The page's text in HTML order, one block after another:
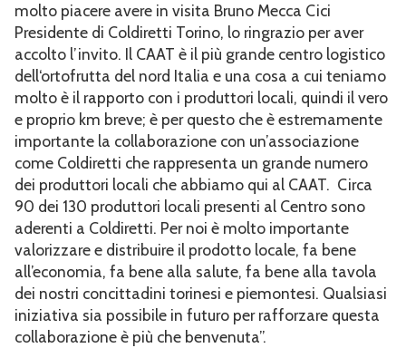
molto piacere avere in visita Bruno Mecca Cici
Presidente di Coldiretti Torino, lo ringrazio per aver
accolto l’invito. Il CAAT è il più grande centro logistico
dell‘ortofrutta del nord Italia e una cosa a cui teniamo
molto è il rapporto con i produttori locali, quindi il vero
e proprio km breve; è per questo che è estremamente
importante la collaborazione con un’associazione
come Coldiretti che rappresenta un grande numero
dei produttori locali che abbiamo qui al CAAT. Circa
90 dei 130 produttori locali presenti al Centro sono
aderenti a Coldiretti. Per noi è molto importante
valorizzare e distribuire il prodotto locale, fa bene
all’economia, fa bene alla salute, fa bene alla tavola
dei nostri concittadini torinesi e piemontesi. Qualsiasi
iniziativa sia possibile in futuro per rafforzare questa
collaborazione è più che benvenuta”.